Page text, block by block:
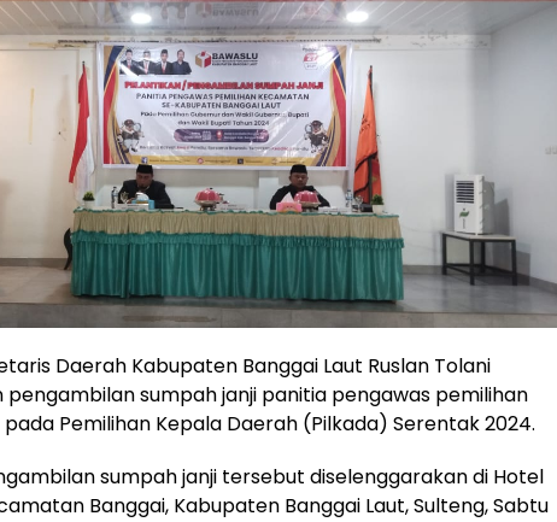
Daerah Kabupaten Banggai Laut Ruslan Tolani
sumpah janji panitia pengawas pemilihan
Pemilihan Kepala Daerah (Pilkada) Serentak 2024.
sumpah janji tersebut diselenggarakan di Hotel
Banggai, Kabupaten Banggai Laut, Sulteng, Sabtu